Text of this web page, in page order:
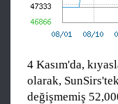
4 Kasım'da,
olarak,
değişmemiş